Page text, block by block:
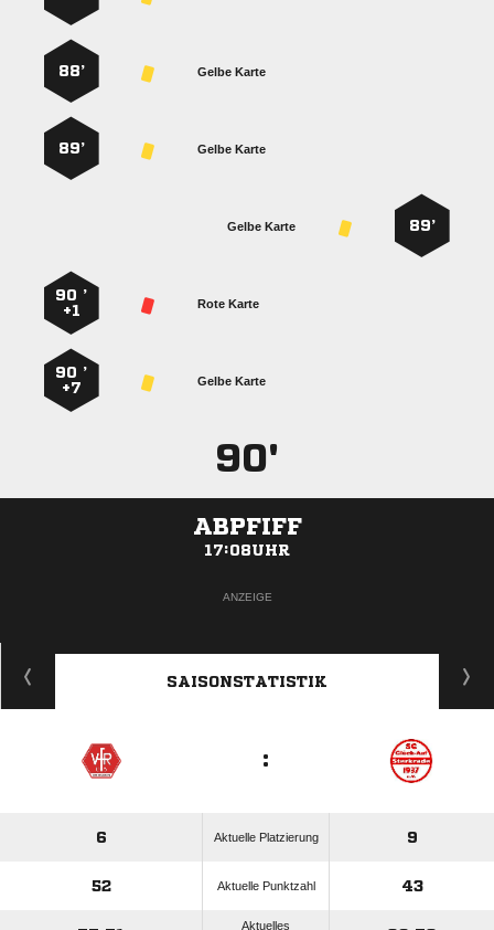
Gelbe Karte
88’
Gelbe Karte
89’
89’
Gelbe Karte
Rote Karte
90 ’
+1
Gelbe Karte
90 ’
+7
90'
ABPFIFF
17:08UHR
ANZEIGE
SAISONSTATISTIK
:
6 Aktuelle Platzierung 9
52 Aktuelle Punktzahl 43
Aktuelles